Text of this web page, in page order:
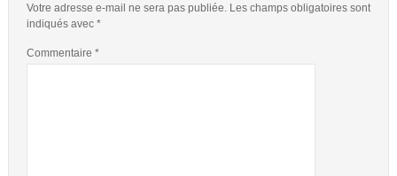
Votre adresse e-mail ne sera pas publiée. Les champs obligatoires sont
indiqués avec *
Commentaire *